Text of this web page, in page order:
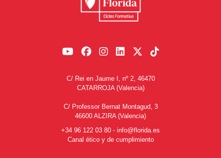
C/ Rei en Jaume I, nº 2, 46470
CATARROJA (Valencia)
C/ Professor Bernat Montagud, 3
46600 ALZIRA (Valencia)
+34 96 122 03 80 - info@florida.es
Canal ético y de cumplimiento